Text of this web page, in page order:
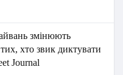
змінюють
хто звик диктувати
Journal